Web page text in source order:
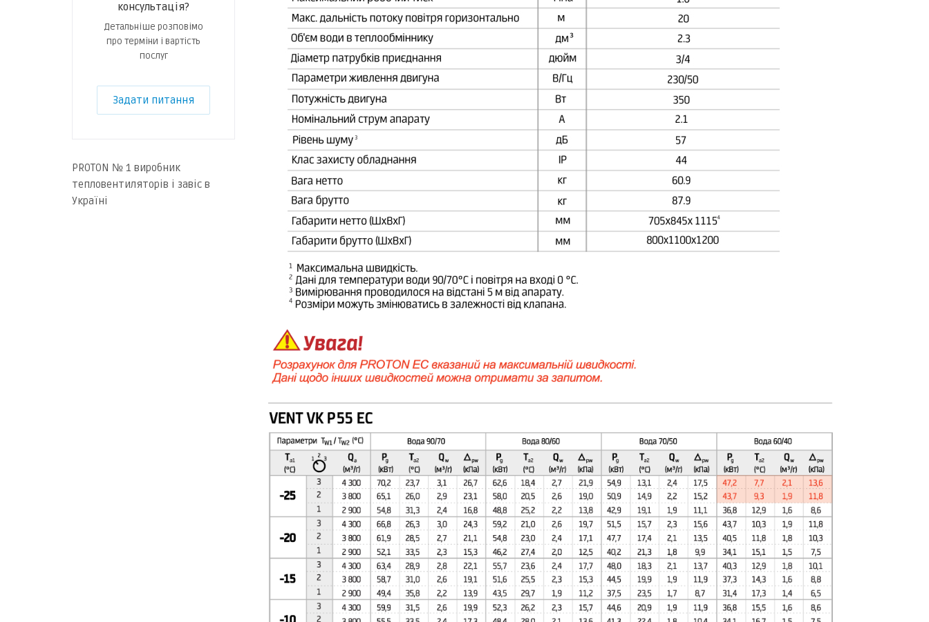
консультація?
Детальніше розповімо
про терміни і вартість
послуг
Задати питання
PROTON № 1 виробник
тепловентиляторів і завіс в
Україні